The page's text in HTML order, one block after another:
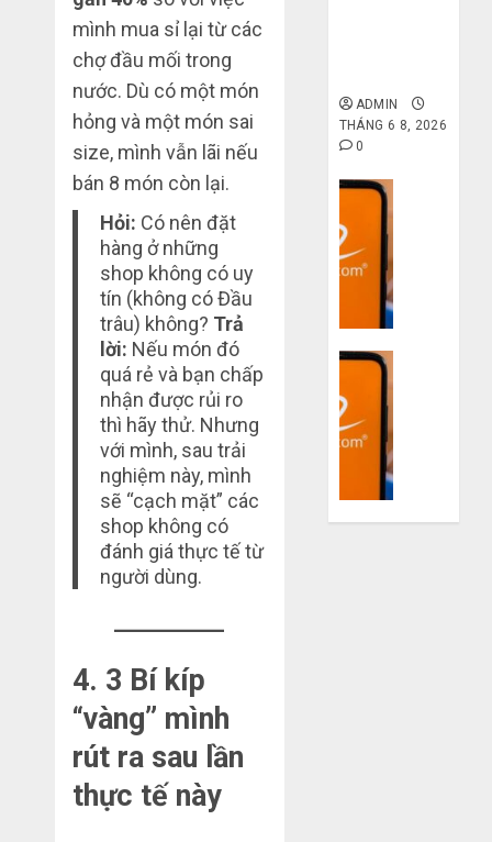
mình mua sỉ lại từ các
chợ đầu mối trong
nước. Dù có một món
hỏng và một món sai
size, mình vẫn lãi nếu
bán 8 món còn lại.
Hỏi: Có nên đặt
hàng ở những
shop không có uy
tín (không có Đầu
trâu) không? Trả
lời: Nếu món đó
quá rẻ và bạn chấp
nhận được rủi ro
thì hãy thử. Nhưng
với mình, sau trải
nghiệm này, mình
sẽ “cạch mặt” các
shop không có
đánh giá thực tế từ
người dùng.
4. 3 Bí kíp
“vàng” mình
rút ra sau lần
thực tế này
ADMIN
THÁNG 6 8, 2026
0